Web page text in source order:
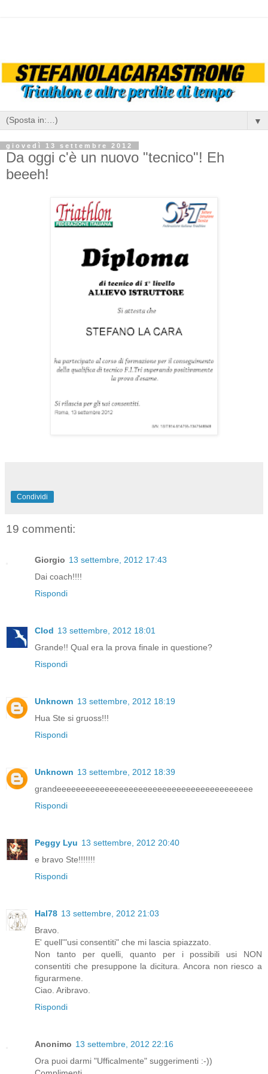
▼
giovedì 13 settembre 2012
Da oggi c'è un nuovo "tecnico"! Eh
beeeh!
Condividi
19 commenti:
Giorgio 13 settembre, 2012 17:43
Dai coach!!!!
Rispondi
Clod 13 settembre, 2012 18:01
Grande!! Qual era la prova finale in questione?
Rispondi
Unknown 13 settembre, 2012 18:19
Hua Ste si gruoss!!!
Rispondi
Unknown 13 settembre, 2012 18:39
grandeeeeeeeeeeeeeeeeeeeeeeeeeeeeeeeeeeeeeeeee
Rispondi
Peggy Lyu 13 settembre, 2012 20:40
e bravo Ste!!!!!!!
Rispondi
Hal78 13 settembre, 2012 21:03
Bravo.
E' quell'"usi consentiti" che mi lascia spiazzato.
Non tanto per quelli, quanto per i possibili usi NON
consentiti che presuppone la dicitura. Ancora non riesco a
figurarmene.
Ciao. Aribravo.
Rispondi
Anonimo 13 settembre, 2012 22:16
Ora puoi darmi "Ufficalmente" suggerimenti :-))